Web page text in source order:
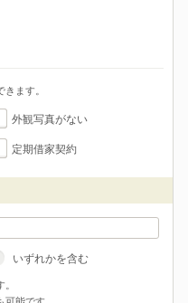
ます。
外観写真がない
定期借家契約
いずれかを含む